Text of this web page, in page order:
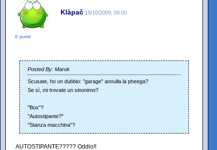
Klàpač 19/10/2009, 09:00
0 punti
Posted By: Marok
Scusate, ho un dubbio: "garage" annulla la pheega?
Se sì, mi trovate un sinonimo?
"Box"?
"Autostipante?"
"Stanza macchina"?
AUTOSTIPANTE????? Oddio!!